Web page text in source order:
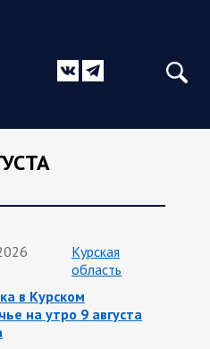
Курская
область
в Курском
на утро 9 августа